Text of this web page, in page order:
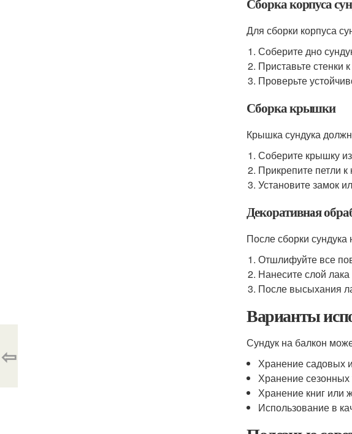
Сборка корпуса
Для сборки корпуса
Соберите дно
Приставьте стенки
Проверьте
Сборка крышки
Крышка сундука
Соберите крышку
Прикрепите петли
Установите замок
Декоративная
После сборки
Отшлифуйте все
Нанесите слой
После высыхания
Варианты
Сундук на балкон
Хранение садовых
Хранение
Хранение книг или
Использование в
⇦